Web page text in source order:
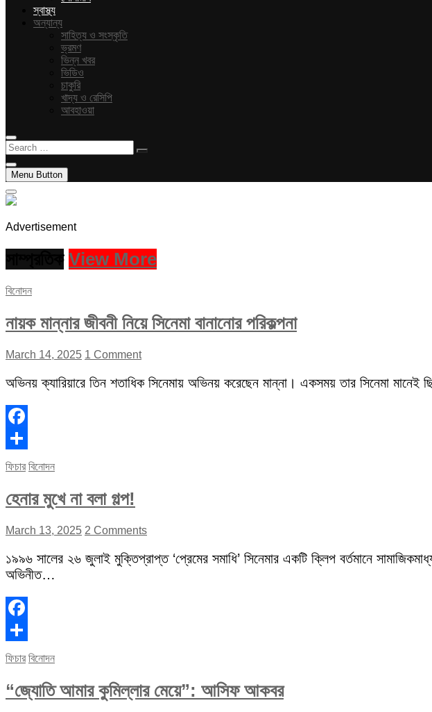
স্বাস্থ্য
অন্যান্য
সাহিত্য ও সংস্কৃতি
ভ্রমণ
ভিন্ন খবর
ভিডিও
চাকুরি
খাদ্য ও রেসিপি
আবহাওয়া
Search
…
Menu Button
Advertisement
View More
বিনোদন
নায়ক মান্নার জীবনী নিয়ে সিনেমা বানানোর পরিকল্পনা
March 14, 2025 1 Comment
অভিনয় ক্যারিয়ারে তিন শতাধিক সিনেমায় অভিনয় করেছেন মান্না। একসময় তার সিনেমা
Facebook
Share
ফিচার বিনোদন
হেনার মুখে না বলা গল্প!
March 13, 2025 2 Comments
১৯৯৬ সালের ২৬ জুলাই মুক্তিপ্রাপ্ত ‘প্রেমের সমাধি’ সিনেমার একটি ক্লিপ বর্তমানে
অভিনীত…
Facebook
Share
ফিচার বিনোদন
“জ্যোতি আমার কুমিল্লার মেয়ে”: আসিফ আকবর